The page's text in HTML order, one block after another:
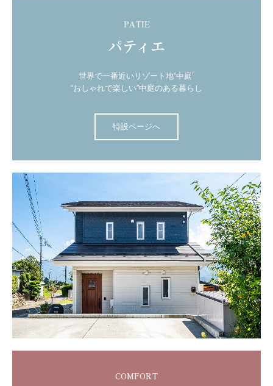
PATIE
パティエ
世界で一番近いリゾート地“中庭”
“おしゃれで楽しい”中庭のある暮らし
特設ページへ
COMFORT